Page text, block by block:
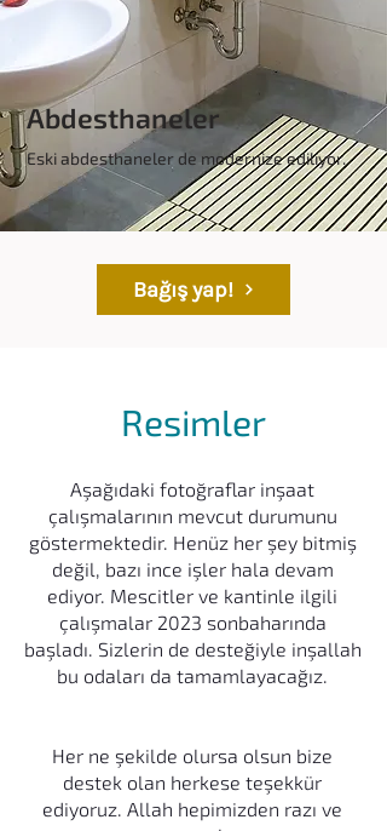
Abdesthaneler
Eski abdesthaneler de modernize ediliyor.
Bağış yap!
Resimler
Aşağıdaki fotoğraflar inşaat
çalışmalarının mevcut durumunu
göstermektedir. Henüz her şey bitmiş
değil, bazı ince işler hala devam
ediyor. Mescitler ve kantinle ilgili
çalışmalar 2023 sonbaharında
başladı. Sizlerin de desteğiyle inşallah
bu odaları da tamamlayacağız.
Her ne şekilde olursa olsun bize
destek olan herkese teşekkür
ediyoruz. Allah hepimizden razı ve